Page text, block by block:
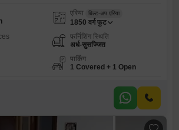
एरिया बिल्ट-अप एरिया
1850 वर्ग फुट
फर्निशिंग स्थिति
अर्ध-सुसज्जित
पार्किंग
1 Covered + 1 Open